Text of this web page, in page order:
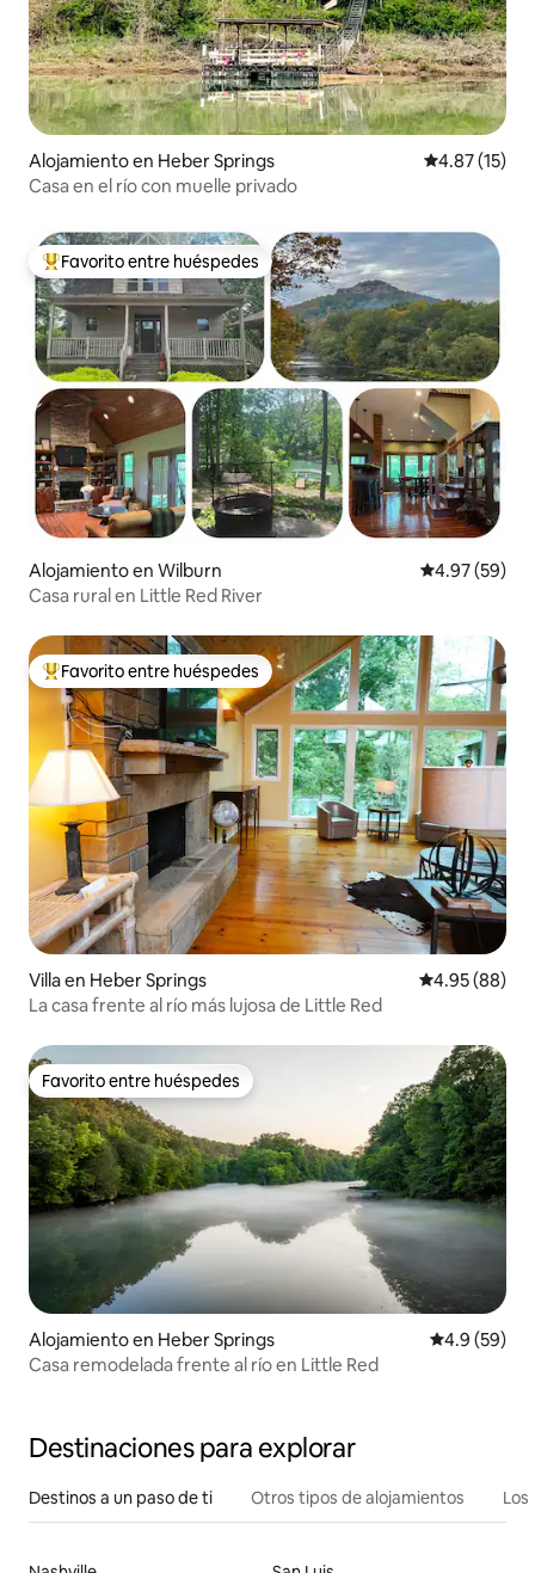
Alojamiento en Heber Springs Calificación
4.87 (15)
Casa en el río con muelle privado
Favorito entre huéspedes preferido
Favorito entre huéspedes
Alojamiento en Wilburn Calificación
4.97 (59)
Casa rural en Little Red River
Favorito entre huéspedes preferido
Favorito entre huéspedes
Villa en Heber Springs Calificación
4.95 (88)
La casa frente al río más lujosa de Little Red
Favorito entre huéspedes
Favorito entre huéspedes
Alojamiento en Heber Springs Calificación
4.9 (59)
Casa remodelada frente al río en Little Red
Destinaciones para explorar
Destinos a un paso de ti Otros tipos de alojamientos